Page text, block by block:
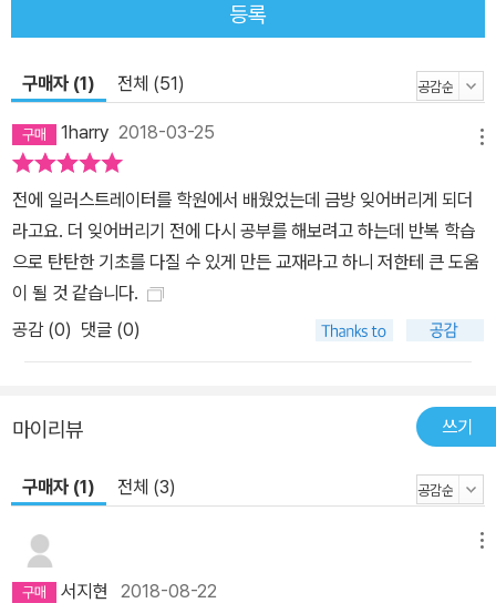
등록
구매자 (1) 전체 (51)
1harry 2018-03-25
전에 일러스트레이터를 학원에서 배웠었는데 금방 잊어버리게 되더
라고요. 더 잊어버리기 전에 다시 공부를 해보려고 하는데 반복 학습
으로 탄탄한 기초를 다질 수 있게 만든 교재라고 하니 저한테 큰 도움
이 될 것 같습니다.
공감 (0) 댓글 (0)
마이리뷰 쓰기
구매자 (1) 전체 (3)
서지현 2018-08-22